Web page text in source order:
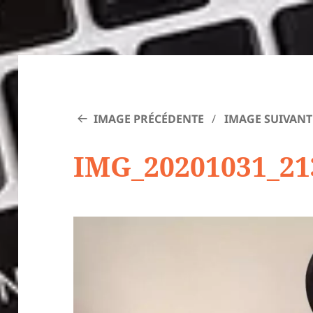
IMAGE PRÉCÉDENTE IMAGE